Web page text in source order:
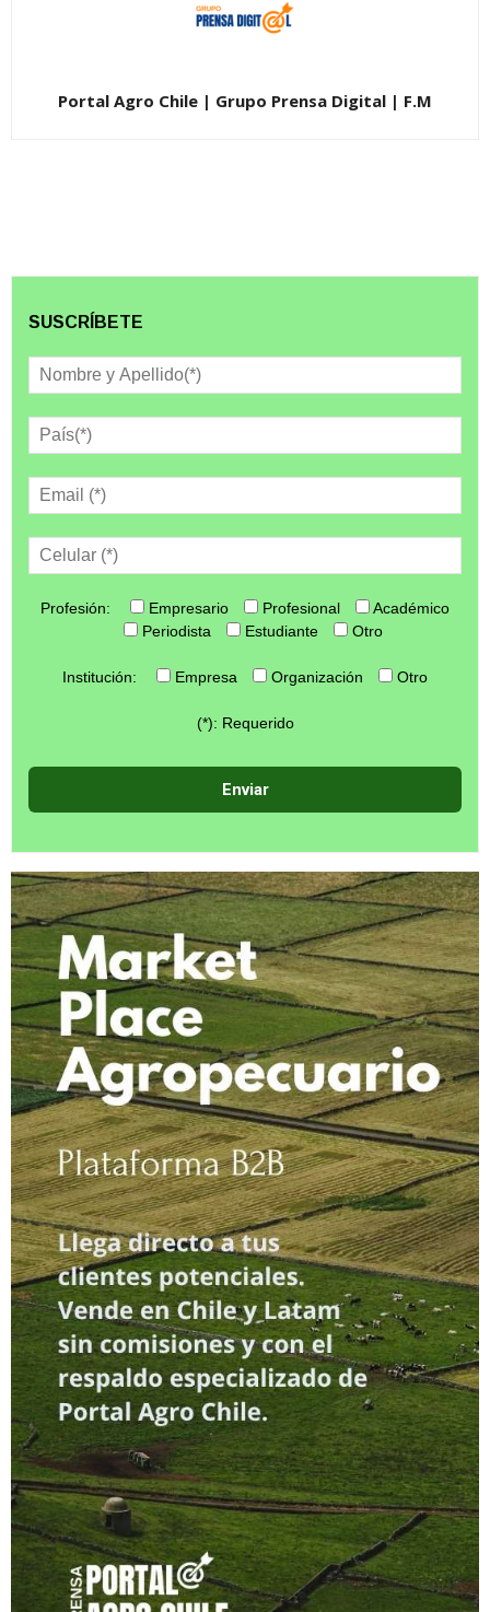
Portal Agro Chile | Grupo Prensa Digital | F.M
SUSCRÍBETE
Profesión: Empresario Profesional
Académico
Periodista
Estudiante Otro
Institución: Empresa Organización Otro
(*): Requerido